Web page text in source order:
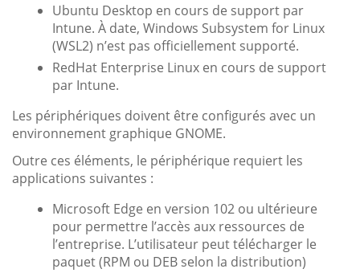
Ubuntu Desktop en cours de support par
Intune. À date, Windows Subsystem for Linux
(WSL2) n’est pas officiellement supporté.
RedHat Enterprise Linux en cours de support
par Intune.
Les périphériques doivent être configurés avec un
environnement graphique GNOME.
Outre ces éléments, le périphérique requiert les
applications suivantes :
Microsoft Edge en version 102 ou ultérieure
pour permettre l’accès aux ressources de
l’entreprise. L’utilisateur peut télécharger le
paquet (RPM ou DEB selon la distribution)